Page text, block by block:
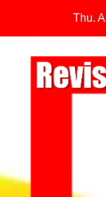
Thu.